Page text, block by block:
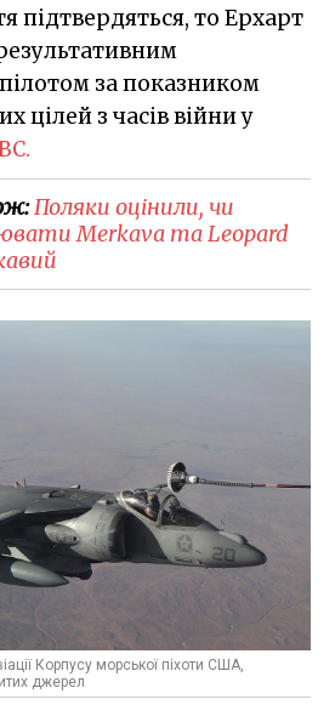
підтвердяться, то Ерхарт
за показником
цілей з часів війни у
Поляки оцінили, чи
Merkava та Leopard
Корпусу морської піхоти США,
джерел